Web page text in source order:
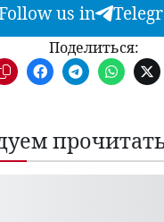
us in
Поделиться: